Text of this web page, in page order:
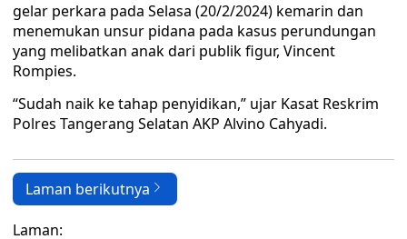
gelar perkara pada Selasa (20/2/2024) kemarin dan
menemukan unsur pidana pada kasus perundungan
yang melibatkan anak dari publik figur, Vincent
Rompies.
“Sudah naik ke tahap penyidikan,” ujar Kasat Reskrim
Polres Tangerang Selatan AKP Alvino Cahyadi.
Laman berikutnya
Laman: